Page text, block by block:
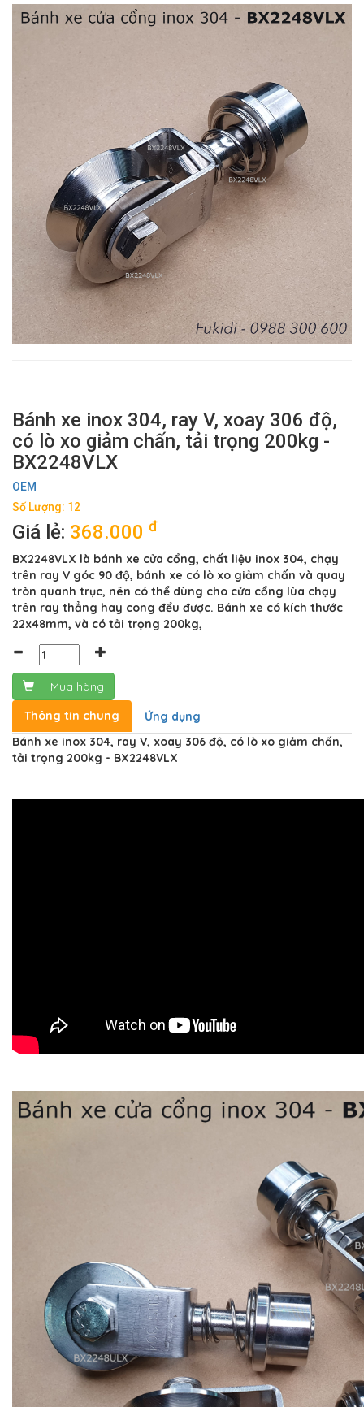
Bánh xe inox 304, ray V, xoay 306 độ,
có lò xo giảm chấn, tải trọng 200kg -
BX2248VLX
OEM
Số Lượng: 12
Giá lẻ: 368.000 đ
BX2248VLX là bánh xe cửa cổng, chất liệu inox 304, chạy
trên ray V góc 90 độ, bánh xe có lò xo giảm chấn và quay
tròn quanh trục, nên có thể dùng cho cửa cổng lùa chạy
trên ray thẳng hay cong đểu được. Bánh xe có kích thước
22x48mm, và có tải trọng 200kg,
Mua hàng
Thông tin chung
Ứng dụng
Bánh xe inox 304, ray V, xoay 306 độ, có lò xo giảm chấn,
tải trọng 200kg - BX2248VLX